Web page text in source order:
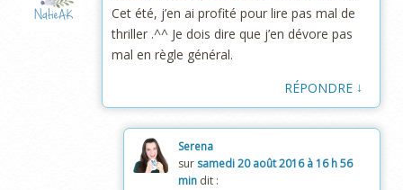
Cet été, j’en ai profité pour lire pas mal de
thriller .^^ Je dois dire que j’en dévore pas
mal en règle général.
RÉPONDRE ↓
Serena
sur samedi 20 août 2016 à 16 h 56
min dit :